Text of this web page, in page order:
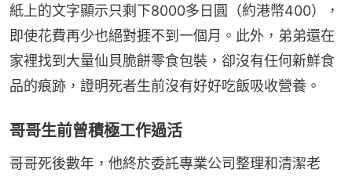
紙上的文字顯示只剩下8000多日圓（約港幣400），
即使花費再少也絕對捱不到一個月。此外，弟弟還在
家裡找到大量仙貝脆餅零食包裝，卻沒有任何新鮮食
品的痕跡，證明死者生前沒有好好吃飯吸收營養。
哥哥生前曾積極工作過活
哥哥死後數年，他終於委託專業公司整理和清潔老